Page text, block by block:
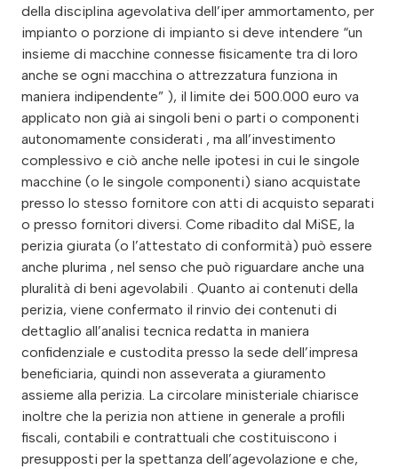
della disciplina agevolativa dell’iper ammortamento, per
impianto o porzione di impianto si deve intendere “un
insieme di macchine connesse fisicamente tra di loro
anche se ogni macchina o attrezzatura funziona in
maniera indipendente” ), il limite dei 500.000 euro va
applicato non già ai singoli beni o parti o componenti
autonomamente considerati , ma all’investimento
complessivo e ciò anche nelle ipotesi in cui le singole
macchine (o le singole componenti) siano acquistate
presso lo stesso fornitore con atti di acquisto separati
o presso fornitori diversi. Come ribadito dal MiSE, la
perizia giurata (o l’attestato di conformità) può essere
anche plurima , nel senso che può riguardare anche una
pluralità di beni agevolabili . Quanto ai contenuti della
perizia, viene confermato il rinvio dei contenuti di
dettaglio all’analisi tecnica redatta in maniera
confidenziale e custodita presso la sede dell’impresa
beneficiaria, quindi non asseverata a giuramento
assieme alla perizia. La circolare ministeriale chiarisce
inoltre che la perizia non attiene in generale a profili
fiscali, contabili e contrattuali che costituiscono i
presupposti per la spettanza dell’agevolazione e che,